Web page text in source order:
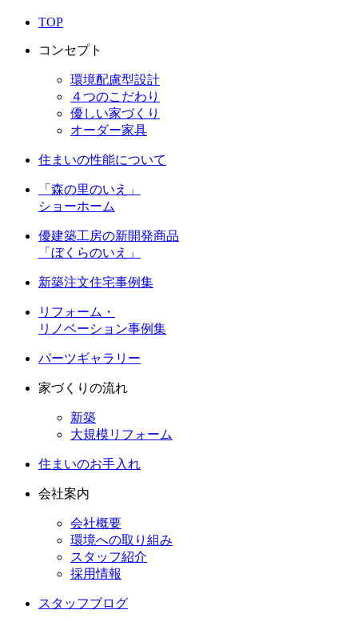
TOP
コンセプト
環境配慮型設計
４つのこだわり
優しい家づくり
オーダー家具
住まいの性能について
「森の里のいえ」
ショーホーム
優建築工房の新開発商品
「ぼくらのいえ」
新築注文住宅事例集
リフォーム・
リノベーション事例集
パーツギャラリー
家づくりの流れ
新築
大規模リフォーム
住まいのお手入れ
会社案内
会社概要
環境への取り組み
スタッフ紹介
採用情報
スタッフブログ